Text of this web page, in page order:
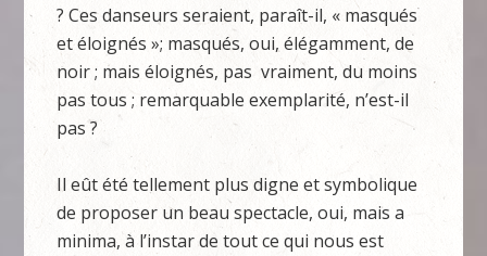
? Ces danseurs seraient, paraît-il, « masqués
et éloignés »; masqués, oui, élégamment, de
noir ; mais éloignés, pas vraiment, du moins
pas tous ; remarquable exemplarité, n’est-il
pas ?
Il eût été tellement plus digne et symbolique
de proposer un beau spectacle, oui, mais a
minima, à l’instar de tout ce qui nous est